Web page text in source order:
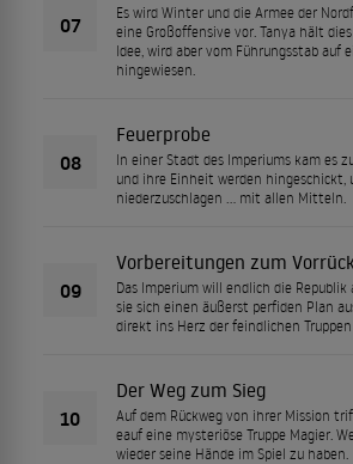
07
Es wird Winter und die Armee der
eine Großoffensive vor. Tanya hält
Idee, wird aber vom Führungsstab
hingewiesen.
08
Feuerprobe
In einer Stadt des Imperiums kam es
und ihre Einheit werden hingeschickt,
niederzuschlagen ... mit allen Mitteln.
09
Vorbereitungen zum
Das Imperium will endlich die Republik
sie sich einen äußerst perfiden Plan
direkt ins Herz der feindlichen Truppen
10
Der Weg zum Sieg
Auf dem Rückweg von ihrer Mission
eauf eine mysteriöse Truppe Magier.
wieder seine Hände im Spiel zu haben.